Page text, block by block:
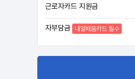
근로자카드 지원금
자부담금 내일배움카드 필수